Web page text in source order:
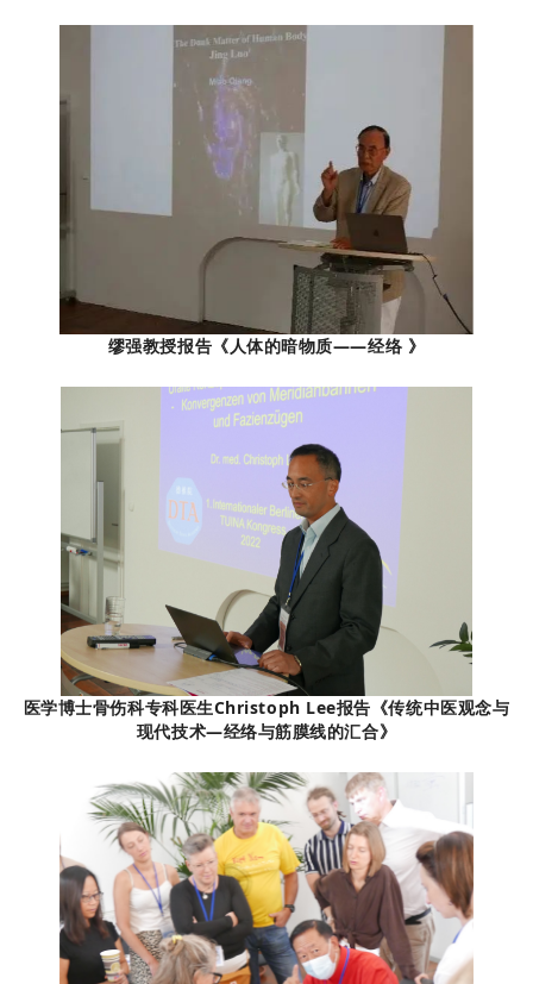
缪强教授报告《人体的暗物质——经络 》
医学博士骨伤科专科医生Christoph Lee报告《传统中医观念与
现代技术—经络与筋膜线的汇合》